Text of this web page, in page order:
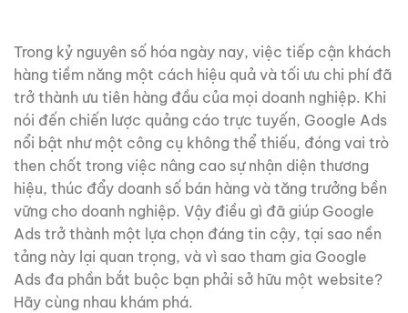
Trong kỷ nguyên số hóa ngày nay, việc tiếp cận khách
hàng tiềm năng một cách hiệu quả và tối ưu chi phí đã
trở thành ưu tiên hàng đầu của mọi doanh nghiệp. Khi
nói đến chiến lược quảng cáo trực tuyến, Google Ads
nổi bật như một công cụ không thể thiếu, đóng vai trò
then chốt trong việc nâng cao sự nhận diện thương
hiệu, thúc đẩy doanh số bán hàng và tăng trưởng bền
vững cho doanh nghiệp. Vậy điều gì đã giúp Google
Ads trở thành một lựa chọn đáng tin cậy, tại sao nền
tảng này lại quan trọng, và vì sao tham gia Google
Ads đa phần bắt buộc bạn phải sở hữu một website?
Hãy cùng nhau khám phá.